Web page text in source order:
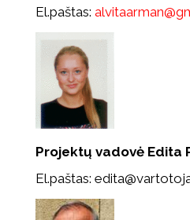
El.paštas:
Projektų vadovė Edita
El.paštas: